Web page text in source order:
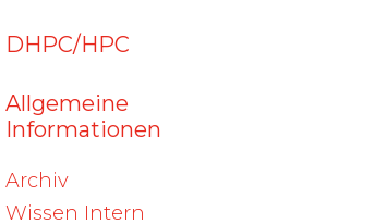
DHPC/HPC
Allgemeine
Informationen
Archiv
Wissen Intern
AktuelleNews
06. August 2026
Tavneos® (Avacopan)
06. August 2026
Aranesp (darbepoetinum